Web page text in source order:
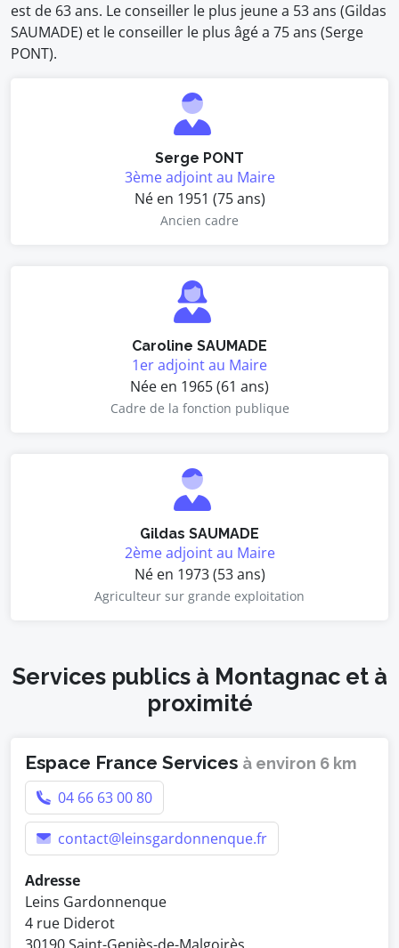
est de 63 ans. Le conseiller le plus jeune a 53 ans (Gildas
SAUMADE) et le conseiller le plus âgé a 75 ans (Serge
PONT).
Serge PONT
3ème adjoint au Maire
Né en 1951 (75 ans)
Ancien cadre
Caroline SAUMADE
1er adjoint au Maire
Née en 1965 (61 ans)
Cadre de la fonction publique
Gildas SAUMADE
2ème adjoint au Maire
Né en 1973 (53 ans)
Agriculteur sur grande exploitation
Services publics à Montagnac et à
proximité
Espace France Services à environ 6 km
04 66 63 00 80
contact@leinsgardonnenque.fr
Adresse
Leins Gardonnenque
4 rue Diderot